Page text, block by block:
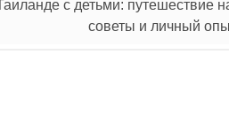
с детьми: путешествие
советы и личный